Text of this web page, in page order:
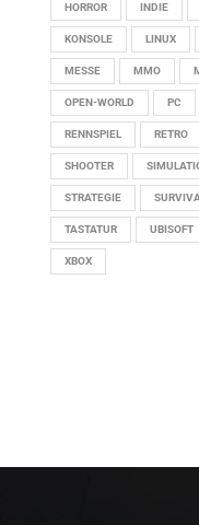
HORROR INDIE
KONSOLE LINUX
MESSE MMO
OPEN-WORLD PC
RENNSPIEL RETRO
SHOOTER
STRATEGIE
TASTATUR UBISOFT
XBOX